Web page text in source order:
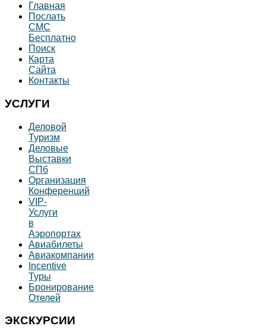
Главная
Послать
СМС
Бесплатно
Поиск
Карта
Сайта
Контакты
УСЛУГИ
Деловой
Туризм
Деловые
Выставки
СПб
Организация
Конференций
VIP-
Услуги
в
Аэропортах
Авиабилеты
Авиакомпании
Incentive
Туры
Бронирование
Отелей
ЭКСКУРСИИ